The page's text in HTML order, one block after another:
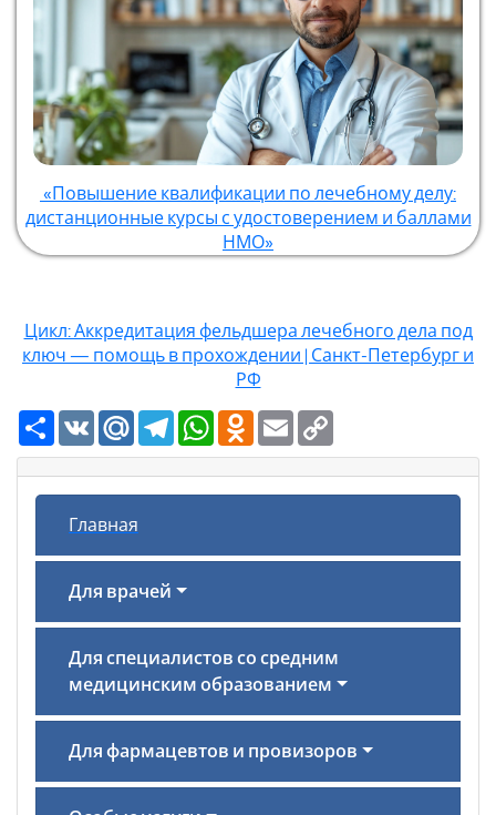
«Повышение квалификации по лечебному делу:
дистанционные курсы с удостоверением и баллами
НМО»
Цикл: Аккредитация фельдшера лечебного дела под
ключ — помощь в прохождении | Санкт-Петербург и
РФ
Ресурс
VK Mail.RuTelegramWhatsAppOdnoklassniki
Email
Главная
Для врачей
Для специалистов со средним
медицинским образованием
Для фармацевтов и провизоров